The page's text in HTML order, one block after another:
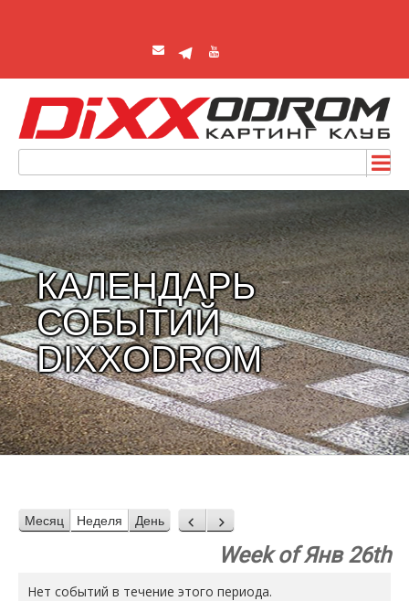
КАЛЕНДАРЬ
СОБЫТИЙ
DIXXODROM
Месяц Неделя День Назад
Вперед
Week of Янв 26th
Нет событий в течение этого периода.